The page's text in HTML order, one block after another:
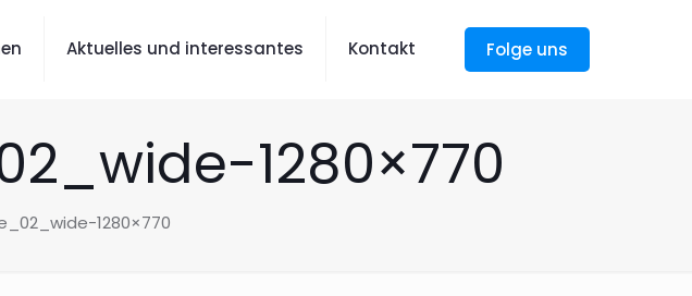
Aktuelles und interessantes Kontakt Folge uns
1280×770
1280×770